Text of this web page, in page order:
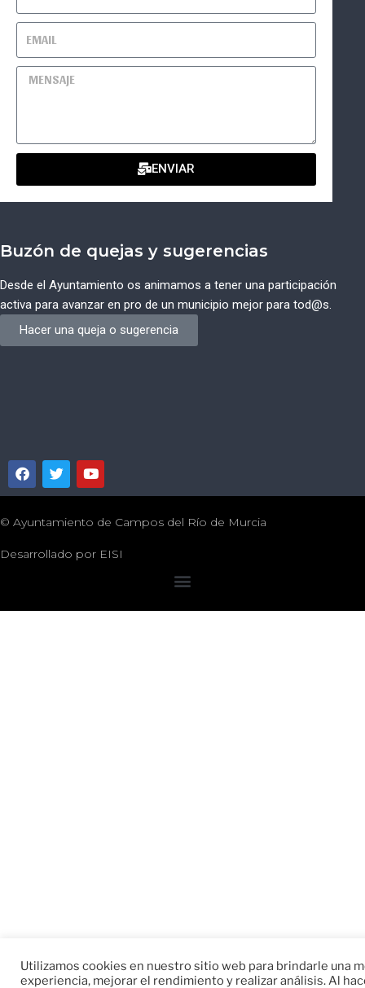
ENVIAR
Buzón de quejas y sugerencias
Desde el Ayuntamiento os animamos a tener una participación
activa para avanzar en pro de un municipio mejor para tod@s.
Hacer una queja o sugerencia
© Ayuntamiento de Campos del Río de Murcia
Desarrollado por EISI
Utilizamos cookies en nuestro sitio web para brindarle una
experiencia, mejorar el rendimiento y realizar análisis. Al